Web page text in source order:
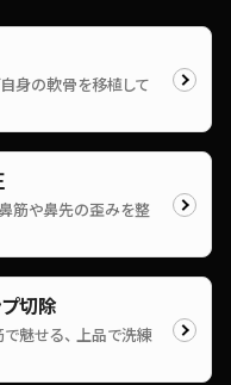
身の軟骨を移植して
筋や鼻先の歪みを整
プ切除
魅せる、 上品で洗練